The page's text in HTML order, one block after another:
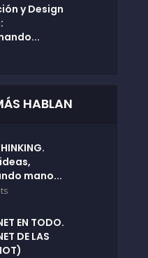
y Design
HABLAN
mano...
EN TODO.
DE LAS